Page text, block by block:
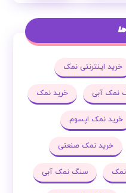
خرید اینترنتی نمک
نمک آبی خرید نمک
خرید نمک اپسوم
خرید نمک صنعتی
سنگ نمک آبی